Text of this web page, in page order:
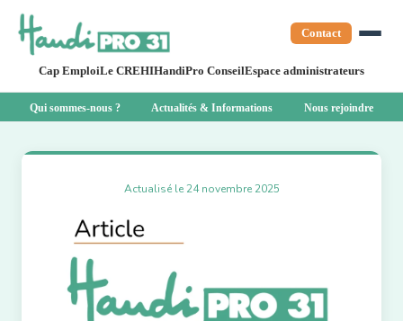
Cap EmploiLe CREHIHandiPro ConseilEspace administrateurs
Contact
Qui sommes-nous ? Actualités & Informations Nous rejoindre
Actualisé le 24 novembre 2025